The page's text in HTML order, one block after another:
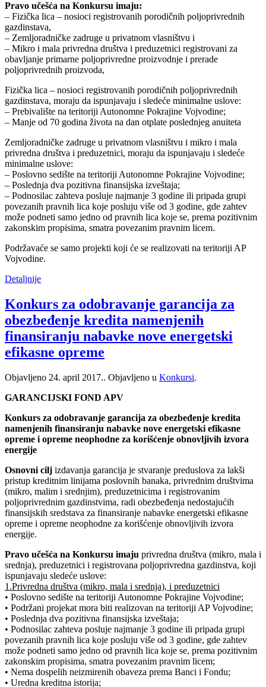
Pravo učešća na Konkursu imaju:
– Fizička lica – nosioci registrovanih porodičnih poljoprivrednih
gazdinstava,
– Zemljoradničke zadruge u privatnom vlasništvu i
– Mikro i mala privredna društva i preduzetnici registrovani za
obavljanje primarne poljoprivredne proizvodnje i prerade
poljoprivrednih proizvoda,
Fizička lica – nosioci registrovanih porodičnih poljoprivrednih
gazdinstava, moraju da ispunjavaju i sledeće minimalne uslove:
– Prebivalište na teritoriji Autonomne Pokrajine Vojvodine;
– Manje od 70 godina života na dan otplate poslednjeg anuiteta
Zemljoradničke zadruge u privatnom vlasništvu i mikro i mala
privredna društva i preduzetnici, moraju da ispunjavaju i sledeće
minimalne uslove:
– Poslovno sedište na teritoriji Autonomne Pokrajine Vojvodine;
– Poslednja dva pozitivna finansijska izveštaja;
– Podnosilac zahteva posluje najmanje 3 godine ili pripada grupi
povezanih pravnih lica koje posluju više od 3 godine, gde zahtev
može podneti samo jedno od pravnih lica koje se, prema pozitivnim
zakonskim propisima, smatra povezanim pravnim licem.
Podržavaće se samo projekti koji će se realizovati na teritoriji AP
Vojvodine.
Detaljnije
Konkurs za odobravanje garancija za
obezbeđenje kredita namenjenih
finansiranju nabavke nove energetski
efikasne opreme
Objavljeno 24. april 2017.. Objavljeno u Konkursi.
GARANCIJSKI FOND APV
Konkurs za odobravanje garancija za obezbeđenje kredita
namenjenih finansiranju nabavke nove energetski efikasne
opreme i opreme neophodne za korišćenje obnovljivih izvora
energije
Osnovni cilj izdavanja garancija je stvaranje preduslova za lakši
pristup kreditnim linijama poslovnih banaka, privrednim društvima
(mikro, malim i srednjim), preduzetnicima i registrovanim
poljoprivrednim gazdinstvima, radi obezbeđenja nedostajućih
finansijskih sredstava za finansiranje nabavke energetski efikasne
opreme i opreme neophodne za korišćenje obnovljivih izvora
energije.
Pravo učešća na Konkursu imaju privredna društva (mikro, mala i
srednja), preduzetnici i registrovana poljoprivredna gazdinstva, koji
ispunjavaju sledeće uslove:
1.Privredna društva (mikro, mala i srednja), i preduzetnici
• Poslovno sedište na teritoriji Autonomne Pokrajine Vojvodine;
• Podržani projekat mora biti realizovan na teritoriji AP Vojvodine;
• Poslednja dva pozitivna finansijska izveštaja;
• Podnosilac zahteva posluje najmanje 3 godine ili pripada grupi
povezanih pravnih lica koje posluju više od 3 godine, gde zahtev
može podneti samo jedno od pravnih lica koje se, prema pozitivnim
zakonskim propisima, smatra povezanim pravnim licem;
• Nema dospelih neizmirenih obaveza prema Banci i Fondu;
• Uredna kreditna istorija;